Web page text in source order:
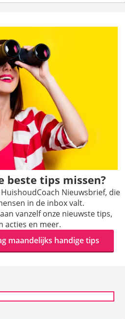
beste tips missen?
Nieuwsbrief, die
in de inbox valt.
vanzelf onze nieuwste tips,
acties en meer.
maandelijks handige tips